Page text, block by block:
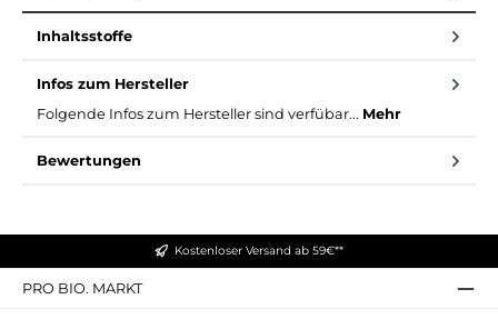
Inhaltsstoffe
Infos zum Hersteller
Folgende Infos zum Hersteller sind verfübar... Mehr
Bewertungen
Kostenloser Versand ab 59€**
PRO BIO. MARKT